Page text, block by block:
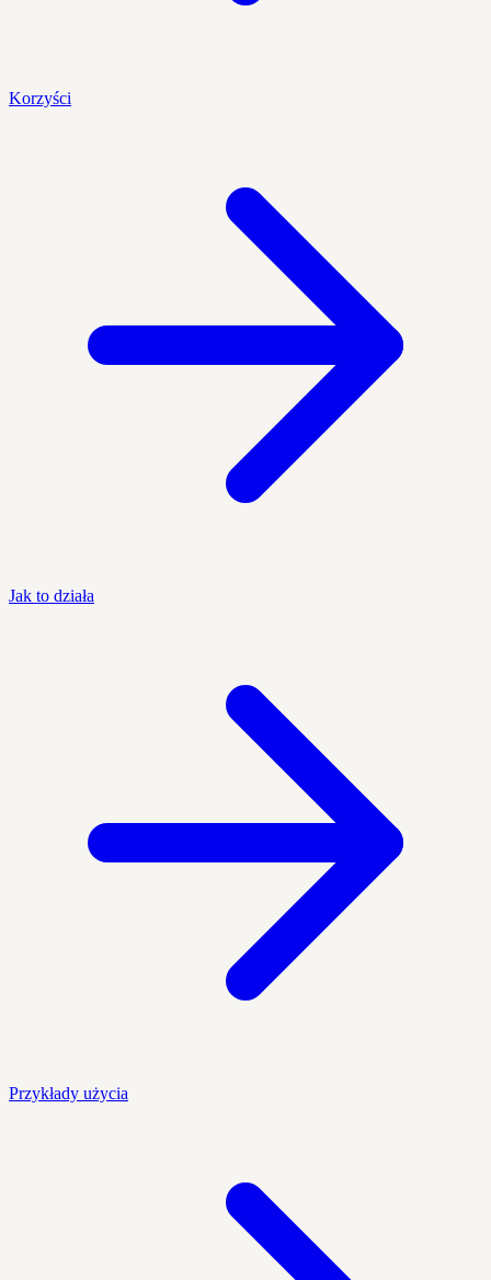
Korzyści
Jak to działa
Przykłady użycia